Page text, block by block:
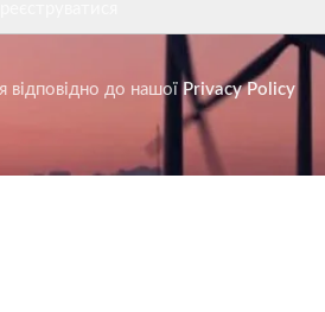
відповідно до нашої Privacy Policy